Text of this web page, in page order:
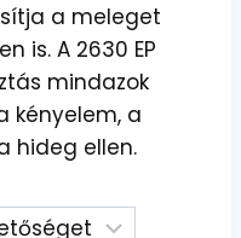
a meleget
is. A 2630 EP
mindazok
kényelem, a
hideg ellen.